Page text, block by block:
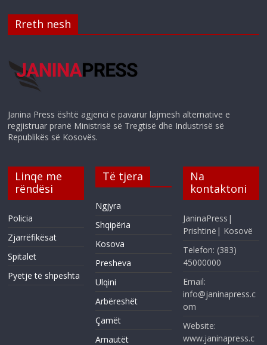
Rreth nesh
Janina Press është agjenci e pavarur lajmesh alternative e
regjistruar pranë Ministrisë së Tregtisë dhe Industrisë së
Republikës së Kosovës.
Linqe me
rëndësi
Policia
Zjarrëfikësat
Spitalet
Pyetje të shpeshta
Të tjera
Ngjyra
Shqipëria
Kosova
Presheva
Ulqini
Arbëreshët
Çamët
Arnautët
Na
kontaktoni
JaninaPress|
Prishtinë| Kosovë
Telefon: (383)
45000000
Email:
info@janinapress.c
om
Website:
www.janinapress.c